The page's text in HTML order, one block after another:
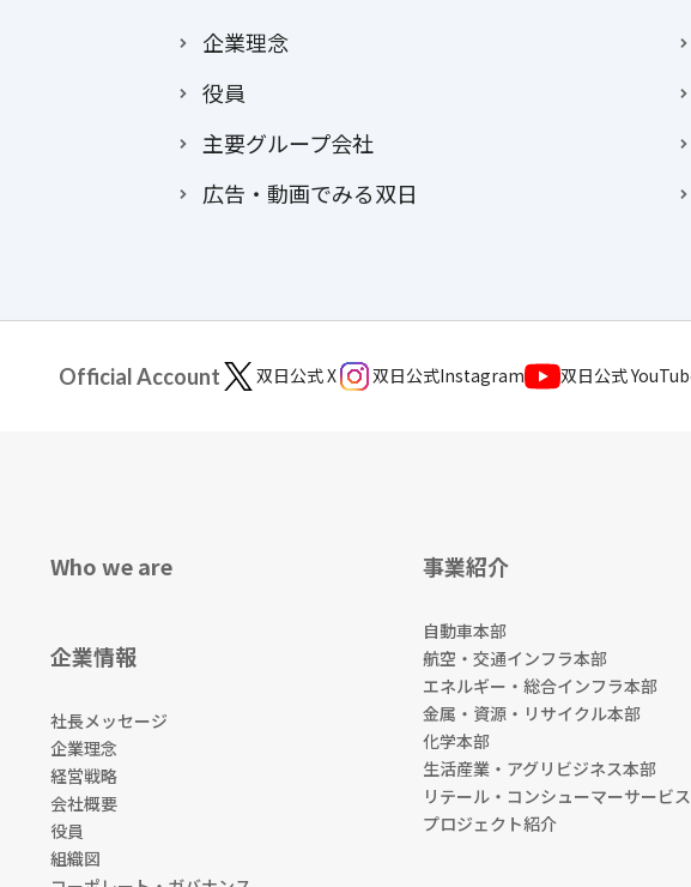
企業理念
役員
主要グループ会社
広告・動画でみる双日
Official Account 双日公式 X 双日公式Instagram 双日公式
Who we are
企業情報
社長メッセージ
企業理念
経営戦略
会社概要
役員
組織図
事業紹介
自動車本部
航空・交通インフラ本部
エネルギー・総合インフラ本部
金属・資源・リサイクル本部
化学本部
生活産業・アグリビジネス本部
リテール・コンシューマーサービ
プロジェクト紹介